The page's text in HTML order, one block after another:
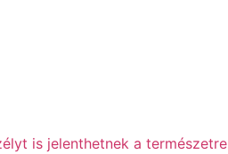
is jelenthetnek a természetre